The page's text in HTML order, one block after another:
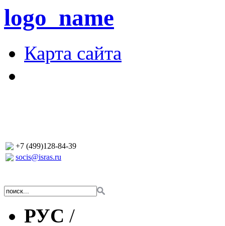
logo_name
Карта сайта
+7 (499)128-84-39
socis@isras.ru
РУС /